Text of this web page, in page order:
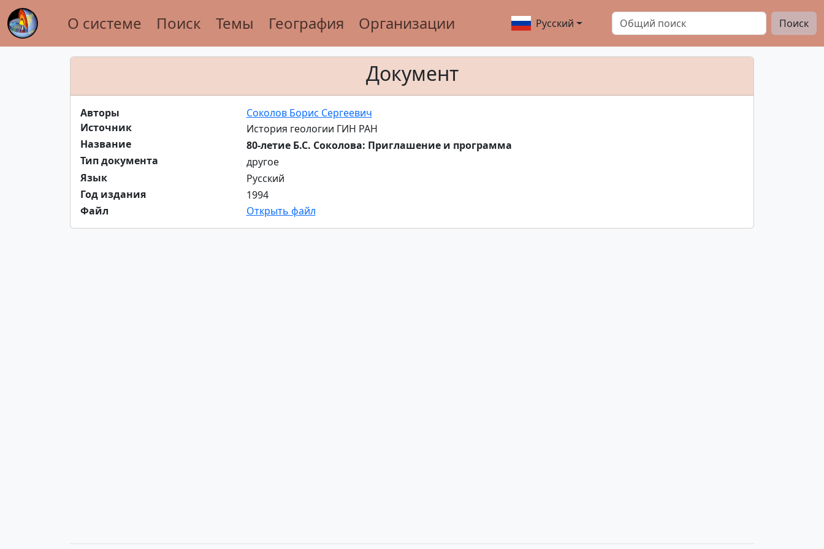
О системе Поиск Темы География Организации Русский Поиск
Документ
Авторы
Соколов Борис Сергеевич
Источник
История геологии ГИН РАН
Название
80-летие Б.С. Соколова: Приглашение и программа
Тип документа
другое
Язык
Русский
Год издания
1994
Файл
Открыть файл